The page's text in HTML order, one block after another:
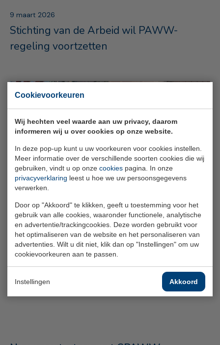
Cookievoorkeuren
Wij hechten veel waarde aan uw privacy, daarom
informeren wij u over cookies op onze website.
In deze pop-up kunt u uw voorkeuren voor cookies instellen.
Meer informatie over de verschillende soorten cookies die wij
gebruiken, vindt u op onze cookies pagina. In onze
privacyverklaring leest u hoe we uw persoonsgegevens
verwerken.
Door op "Akkoord" te klikken, geeft u toestemming voor het
gebruik van alle cookies, waaronder functionele, analytische
en advertentie/trackingcookies. Deze worden gebruikt voor
het optimaliseren van de website en het personaliseren van
advertenties. Wilt u dit niet, klik dan op "Instellingen" om uw
cookievoorkeuren aan te passen.
Instellingen Akkoord
9 maart 2026
Stichting van de Arbeid wil PAWW-
regeling voortzetten
5 maart 2026
Team SPAWW op bezoek bij Pauluskerk
Rotterdam